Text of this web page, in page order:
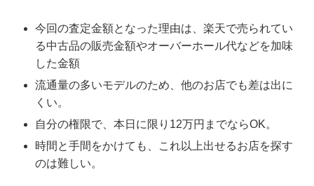
今回の査定金額となった理由は、楽天で売られてい
る中古品の販売金額やオーバーホール代などを加味
した金額
流通量の多いモデルのため、他のお店でも差は出に
くい。
自分の権限で、本日に限り12万円までならOK。
時間と手間をかけても、これ以上出せるお店を探す
のは難しい。